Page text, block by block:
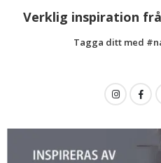
Verklig inspiration
Tagga ditt med